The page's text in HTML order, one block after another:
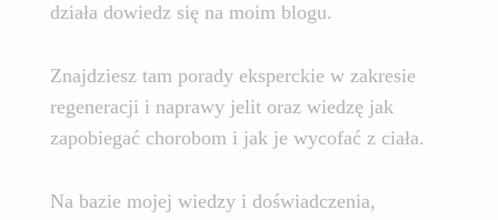
działa dowiedz się na moim blogu.
Znajdziesz tam porady eksperckie w zakresie
regeneracji i naprawy jelit oraz wiedzę jak
zapobiegać chorobom i jak je wycofać z ciała.
Na bazie mojej wiedzy i doświadczenia,